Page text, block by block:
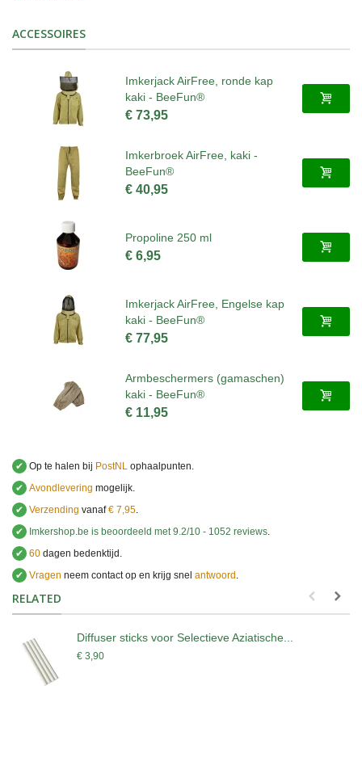
ACCESSOIRES
Imkerjack AirFree, ronde kap
kaki - BeeFun®
€ 73,95
Imkerbroek AirFree, kaki -
BeeFun®
€ 40,95
Propoline 250 ml
€ 6,95
Imkerjack AirFree, Engelse kap
kaki - BeeFun®
€ 77,95
Armbeschermers (gamaschen)
kaki - BeeFun®
€ 11,95
✔ Op te halen bij PostNL ophaalpunten.
✔ Avondlevering mogelijk.
✔ Verzending vanaf€ 7,95
✔
Imkershop.be is beoordeeld met 9.2/10 - 1052 reviews
✔ 60 dagen bedenktijd.
✔ Vragen neem contact op en krijg snel antwoord
RELATED
Diffuser sticks voor Selectieve Aziatische...
€ 3,90